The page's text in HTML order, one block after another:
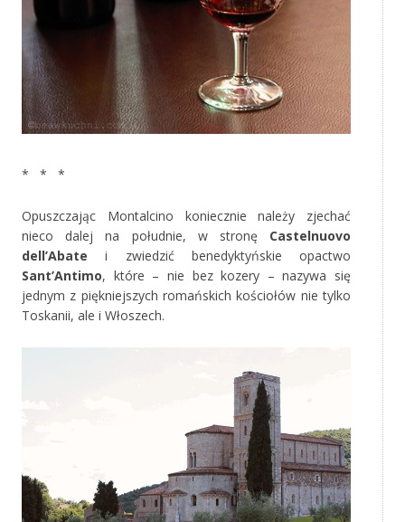
* * *
Opuszczając Montalcino koniecznie należy zjechać
nieco dalej na południe, w stronę Castelnuovo
dell’Abate i zwiedzić benedyktyńskie opactwo
Sant’Antimo, które – nie bez kozery – nazywa się
jednym z piękniejszych romańskich kościołów nie tylko
Toskanii, ale i Włoszech.